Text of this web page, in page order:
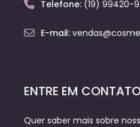
Telefone: (19) 99420-
E-mail:
ENTRE EM
Quer saber mais sobre